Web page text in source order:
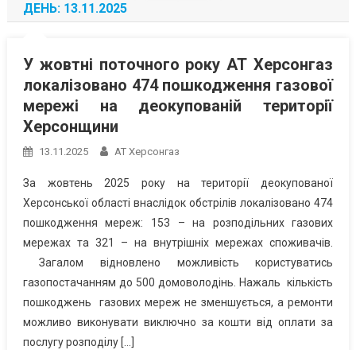
ДЕНЬ: 13.11.2025
У жовтні поточного року АТ Херсонгаз
локалізовано 474 пошкодження газової
мережі на деокупованій території
Херсонщини
13.11.2025 АТ Херсонгаз
За жовтень 2025 року на території деокупованої
Херсонської області внаслідок обстрілів локалізовано 474
пошкодження мереж: 153 – на розподільних газових
мережах та 321 – на внутрішніх мережах споживачів.
Загалом відновлено можливість користуватись
газопостачанням до 500 домоволодінь. Нажаль кількість
пошкоджень газових мереж не зменшується, а ремонти
можливо виконувати виключно за кошти від оплати за
послугу розподілу […]